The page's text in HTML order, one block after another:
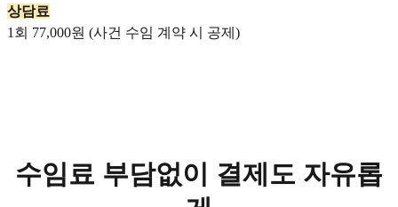
상담료
1회 77,000원 (사건 수임 계약 시 공제)
수임료 부담없이 결제도 자유롭